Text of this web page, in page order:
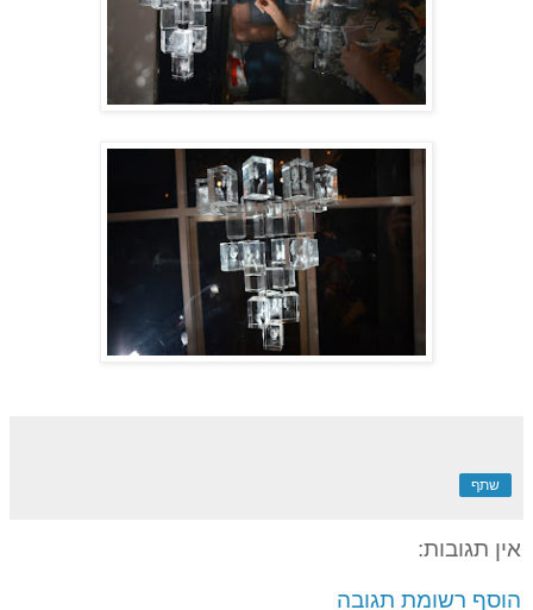
שתף
אין תגובות:
הוסף רשומת תגובה